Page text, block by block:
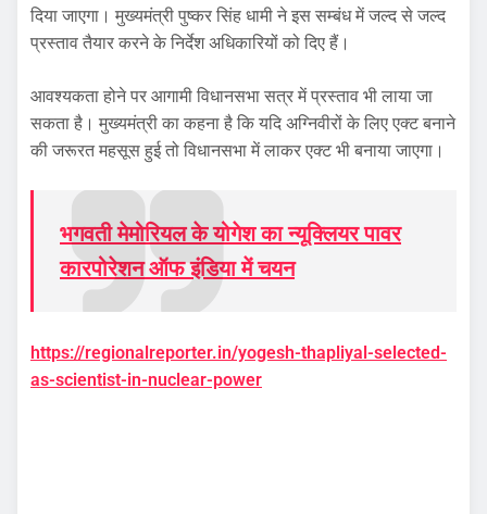
दिया जाएगा। मुख्यमंत्री पुष्कर सिंह धामी ने इस सम्बंध में जल्द से जल्द
प्रस्ताव तैयार करने के निर्देश अधिकारियों को दिए हैं।
आवश्यकता होने पर आगामी विधानसभा सत्र में प्रस्ताव भी लाया जा
सकता है। मुख्यमंत्री का कहना है कि यदि अग्निवीरों के लिए एक्ट बनाने
की जरूरत महसूस हुई तो विधानसभा में लाकर एक्ट भी बनाया जाएगा।
भगवती मेमोरियल के योगेश का न्यूक्लियर पावर
कारपोरेशन ऑफ इंडिया में चयन
https://regionalreporter.in/yogesh-thapliyal-selected-
as-scientist-in-nuclear-power